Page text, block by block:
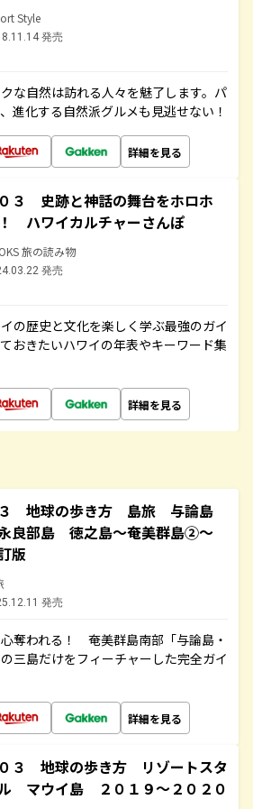
Style
発売
な自然は訪れる人々を魅了します。パ
進化する自然派グルメも見逃せない！
詳細を見る
３ 史跡と神話の舞台をホロホ
ハワイカルチャーさんぽ
旅の読み物
発売
の歴史と文化を楽しく学ぶ最強のガイ
おきたいハワイの年表やキーワード集
詳細を見る
地球の歩き方 島旅 与論島
良部島 徳之島～奄美群島②～
版
発売
奪われる！ 奄美群島南部「与論島・
三島だけをフィーチャーした完全ガイ
詳細を見る
３ 地球の歩き方 リゾートスタ
マウイ島 ２０１９～２０２０